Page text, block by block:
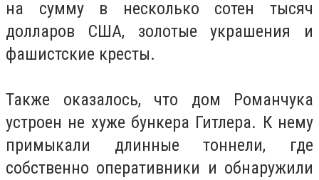
на сумму в несколько сотен тысяч
долларов США, золотые украшения и
фашистские кресты.
Также оказалось, что дом Романчука
устроен не хуже бункера Гитлера. К нему
примыкали длинные тоннели, где
собственно оперативники и обнаружили